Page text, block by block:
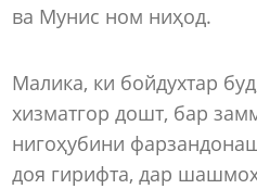
ва Мунис ном ниҳод.
Малика, ки бойдухтар
хизматгор дошт, бар
нигоҳубини
доя гирифта, дар